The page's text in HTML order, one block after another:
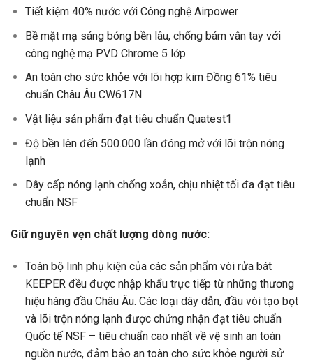
Tiết kiệm 40% nước với Công nghệ Airpower
Bề mặt mạ sáng bóng bền lâu, chống bám vân tay với
công nghệ mạ PVD Chrome 5 lớp
An toàn cho sức khỏe với lõi hợp kim Đồng 61% tiêu
chuẩn Châu Âu CW617N
Vật liệu sản phẩm đạt tiêu chuẩn Quatest1
Độ bền lên đến 500.000 lần đóng mở với lõi trộn nóng
lạnh
Dây cấp nóng lạnh chống xoắn, chịu nhiệt tối đa đạt tiêu
chuẩn NSF
Giữ nguyên vẹn chất lượng dòng nước:
Toàn bộ linh phụ kiện của các sản phẩm vòi rửa bát
KEEPER đều được nhập khẩu trực tiếp từ những thương
hiệu hàng đầu Châu Âu. Các loại dây dẫn, đầu vòi tạo bọt
và lõi trộn nóng lạnh được chứng nhận đạt tiêu chuẩn
Quốc tế NSF – tiêu chuẩn cao nhất về vệ sinh an toàn
nguồn nước, đảm bảo an toàn cho sức khỏe người sử